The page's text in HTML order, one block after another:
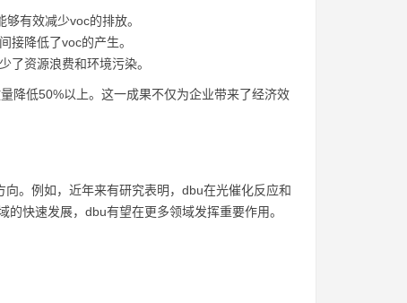
有效减少voc的排放。
接降低了voc的产生。
了资源浪费和环境污染。
降低50%以上。这一成果不仅为企业带来了经济效
。例如，近年来有研究表明，dbu在光催化反应和
快速发展，dbu有望在更多领域发挥重要作用。